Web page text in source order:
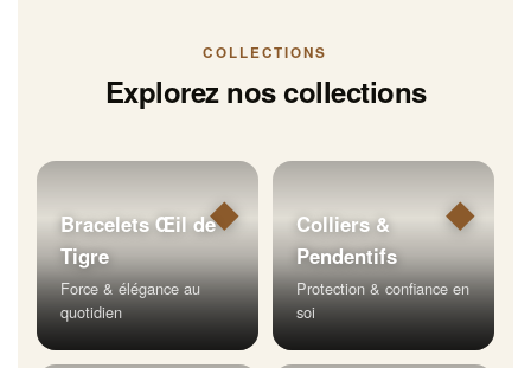
COLLECTIONS
Explorez nos collections
◆
Bracelets Œil de
Tigre
Force & élégance au
quotidien
◆
Colliers &
Pendentifs
Protection & confiance en
soi